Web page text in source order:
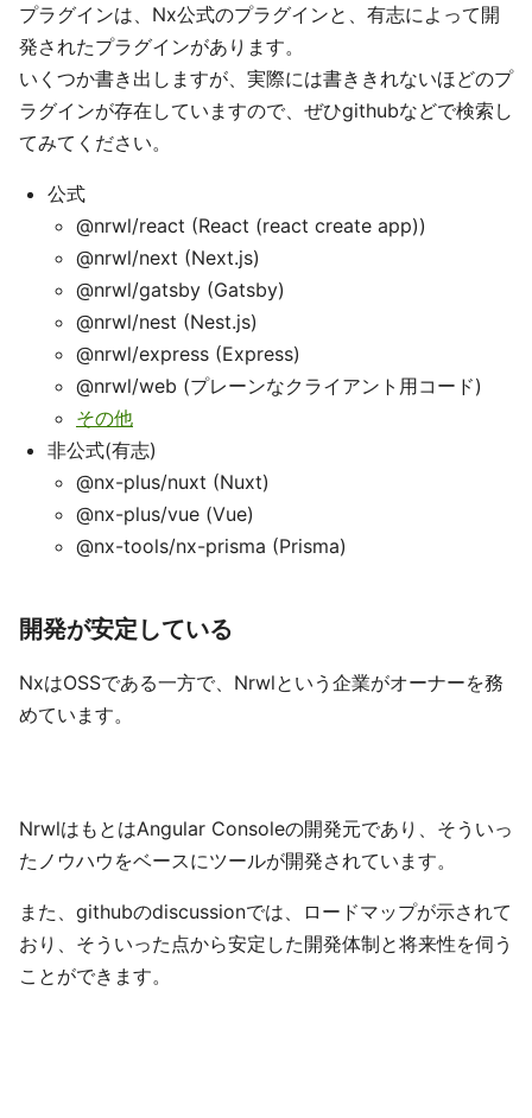
プラグインは、Nx公式のプラグインと、有志によって開
発されたプラグインがあります。
いくつか書き出しますが、実際には書ききれないほどのプ
ラグインが存在していますので、ぜひgithubなどで検索し
てみてください。
公式
@nrwl/react (React (react create app))
@nrwl/next (Next.js)
@nrwl/gatsby (Gatsby)
@nrwl/nest (Nest.js)
@nrwl/express (Express)
@nrwl/web (プレーンなクライアント用コード)
その他
非公式(有志)
@nx-plus/nuxt (Nuxt)
@nx-plus/vue (Vue)
@nx-tools/nx-prisma (Prisma)
開発が安定している
NxはOSSである一方で、Nrwlという企業がオーナーを務
めています。
NrwlはもとはAngular Consoleの開発元であり、そういっ
たノウハウをベースにツールが開発されています。
また、githubのdiscussionでは、ロードマップが示されて
おり、そういった点から安定した開発体制と将来性を伺う
ことができます。